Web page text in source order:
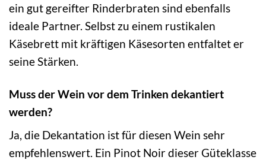
ein gut gereifter Rinderbraten sind ebenfalls
ideale Partner. Selbst zu einem rustikalen
Käsebrett mit kräftigen Käsesorten entfaltet er
seine Stärken.
Muss der Wein vor dem Trinken dekantiert
werden?
Ja, die Dekantation ist für diesen Wein sehr
empfehlenswert. Ein Pinot Noir dieser Güteklasse